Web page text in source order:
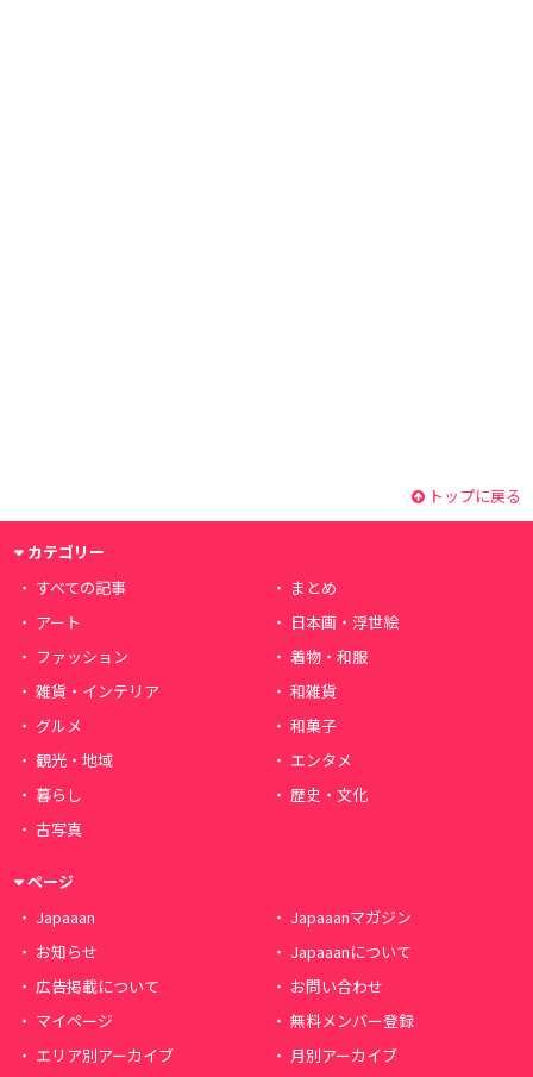
トップに戻る
カテゴリー
すべての記事
まとめ
アート
日本画・浮世絵
ファッション
着物・和服
雑貨・インテリア
和雑貨
グルメ
和菓子
観光・地域
エンタメ
暮らし
歴史・文化
古写真
ページ
Japaaan
Japaaanマガジン
お知らせ
Japaaanについて
広告掲載について
お問い合わせ
マイページ
無料メンバー登録
エリア別アーカイブ
月別アーカイブ